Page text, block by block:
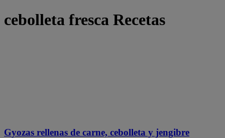
cebolleta fresca Recetas
Gyozas rellenas de carne, cebolleta y jengibre